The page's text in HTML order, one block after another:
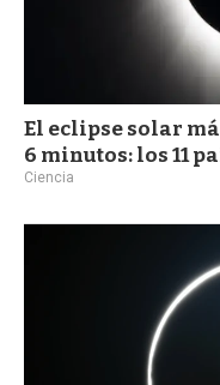
El eclipse solar
6 minutos: los 11
Ciencia